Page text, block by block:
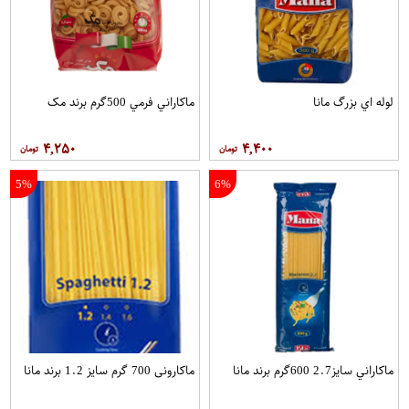
لوله اي بزرگ مانا
۴,۴۰۰
ماکاراني فرمي 500گرم برند مک
۴,۲۵۰
6%
ماکاراني سایز2.7 600گرم برند مانا
5%
ماکارونی 700 گرم سایز 1.2 برند مانا